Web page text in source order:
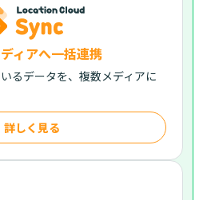
ィアへ一括連携
るデータを、複数メディアに
詳しく見る